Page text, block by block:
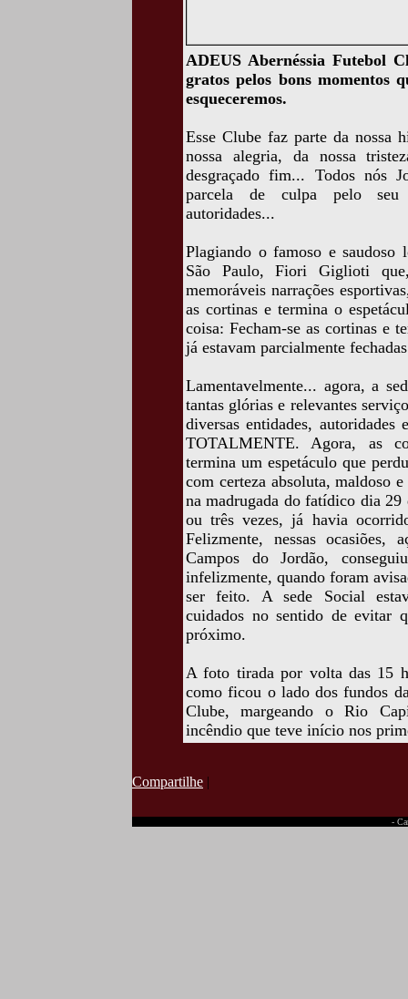
ADEUS Abernéssia Futebol
gratos pelos bons momentos
esqueceremos.
Esse Clube faz parte da nossa
nossa alegria, da nossa
desgraçado fim... Todos nós
parcela de culpa pelo seu
autoridades...
Plagiando o famoso e saudoso
São Paulo, Fiori Giglioti
memoráveis narrações
as cortinas e termina o
coisa: Fecham-se as cortinas e
já estavam parcialmente
Lamentavelmente... agora, a
tantas glórias e relevantes
diversas entidades,
TOTALMENTE. Agora, as
termina um espetáculo que
com certeza absoluta, maldoso
na madrugada do fatídico dia
ou três vezes, já havia
Felizmente, nessas
Campos do Jordão,
infelizmente, quando foram
ser feito. A sede Social
cuidados no sentido de evitar
próximo.
A foto tirada por volta das 15
como ficou o lado dos fundos
Clube, margeando o Rio
incêndio que teve início nos
Compartilhe |
-